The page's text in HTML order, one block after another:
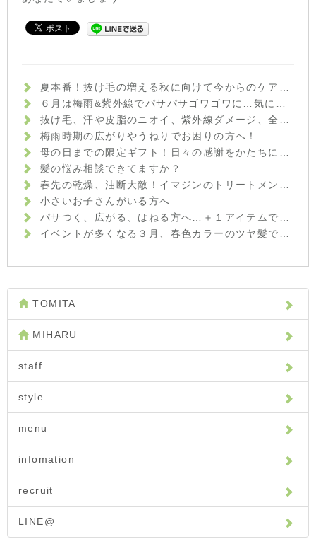
夏本番！抜け毛の増える秋に向けて今からのケアが大切です！
６月は梅雨&紫外線でパサパサゴワゴワに…気になる方の為のダメージケアメニュー始めました！
抜け毛、汗や皮脂のニオイ、紫外線ダメージ、全部まとめてケアしましょう！
梅雨時期の広がりやうねりでお困りの方へ！
母の日までの限定ギフト！日々の感謝をかたちにしませんか？
髪の悩み相談できてますか？
春先の乾燥、油断大敵！イマジンのトリートメント&頭皮ケアでツヤ髪になりましょう！
小さいお子さんがいる方へ
パサつく、広がる、はねる方へ…＋１アイテムでブローが楽になるかもしれません
イベントが多くなる３月、春色カラーのツヤ髪で、周りの人に一歩差をつけましょう
TOMITA
MIHARU
staff
style
menu
infomation
recruit
LINE@